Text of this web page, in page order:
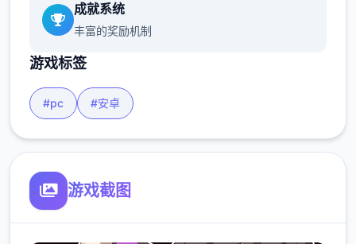
成就系统
丰富的奖励机制
游戏标签
#pc #安卓
游戏截图